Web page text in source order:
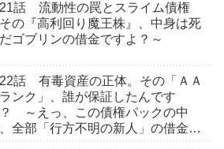
話 流動性の罠とスライム債権
の『高利回り魔王株』、中身は死
ゴブリンの借金ですよ？～
話 有毒資産の正体。その「ＡＡ
ンク」、誰が保証したんです
～えっ、この債権パックの中
全部「行方不明の新人」の借金じ